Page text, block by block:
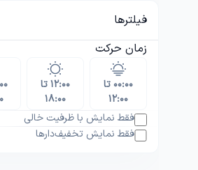
فیلترها
زمان حرکت
۰۰:۰۰ تا
۱۲:۰۰
۱۲:۰۰ تا
۱۸:۰۰
فقط نمایش با ظرفیت خالی
فقط نمایش تخفیف‌دارها